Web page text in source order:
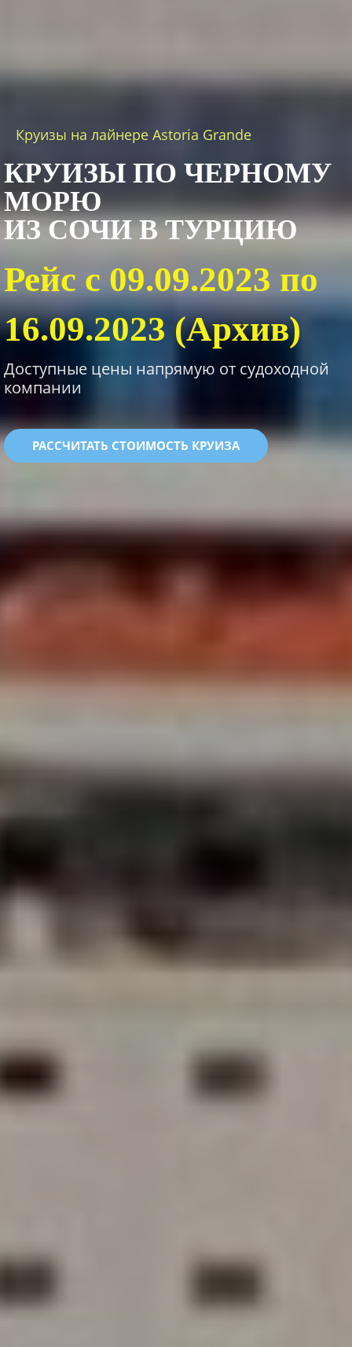
Круизы на лайнере Astoria Grande
КРУИЗЫ ПО ЧЕРНОМУ
МОРЮ
ИЗ СОЧИ В ТУРЦИЮ
Рейс с 09.09.2023 по
16.09.2023 (Архив)
Доступные цены напрямую от судоходной
компании
РАССЧИТАТЬ СТОИМОСТЬ КРУИЗА